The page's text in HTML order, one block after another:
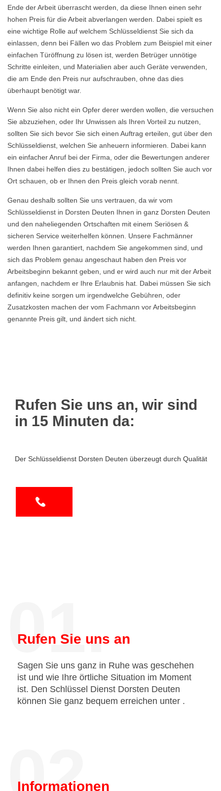
Ende der Arbeit überrascht werden, da diese Ihnen einen sehr
hohen Preis für die Arbeit abverlangen werden. Dabei spielt es
eine wichtige Rolle auf welchem Schlüsseldienst Sie sich da
einlassen, denn bei Fällen wo das Problem zum Beispiel mit einer
einfachen Türöffnung zu lösen ist, werden Betrüger unnötige
Schritte einleiten, und Materialien aber auch Geräte verwenden,
die am Ende den Preis nur aufschrauben, ohne das dies
überhaupt benötigt war.
Wenn Sie also nicht ein Opfer derer werden wollen, die versuchen
Sie abzuziehen, oder Ihr Unwissen als Ihren Vorteil zu nutzen,
sollten Sie sich bevor Sie sich einen Auftrag erteilen, gut über den
Schlüsseldienst, welchen Sie anheuern informieren. Dabei kann
ein einfacher Anruf bei der Firma, oder die Bewertungen anderer
Ihnen dabei helfen dies zu bestätigen, jedoch sollten Sie auch vor
Ort schauen, ob er Ihnen den Preis gleich vorab nennt.
Genau deshalb sollten Sie uns vertrauen, da wir vom
Schlüsseldienst in Dorsten Deuten Ihnen in ganz Dorsten Deuten
und den naheliegenden Ortschaften mit einem Seriösen &
sicheren Service weiterhelfen können. Unsere Fachmänner
werden Ihnen garantiert, nachdem Sie angekommen sind, und
sich das Problem genau angeschaut haben den Preis vor
Arbeitsbeginn bekannt geben, und er wird auch nur mit der Arbeit
anfangen, nachdem er Ihre Erlaubnis hat. Dabei müssen Sie sich
definitiv keine sorgen um irgendwelche Gebühren, oder
Zusatzkosten machen der vom Fachmann vor Arbeitsbeginn
genannte Preis gilt, und ändert sich nicht.
Rufen Sie uns an, wir sind
in 15 Minuten da:
Der Schlüsseldienst Dorsten Deuten überzeugt durch Qualität
01.
Rufen Sie uns an
Sagen Sie uns ganz in Ruhe was geschehen
ist und wie Ihre örtliche Situation im Moment
ist. Den Schlüssel Dienst Dorsten Deuten
können Sie ganz bequem erreichen unter .
02.
Informationen